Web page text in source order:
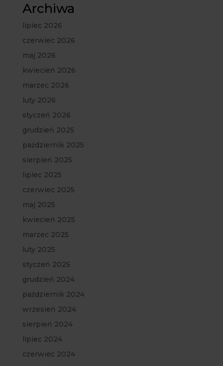
Archiwa
lipiec 2026
czerwiec 2026
maj 2026
kwiecień 2026
marzec 2026
luty 2026
styczeń 2026
grudzień 2025
październik 2025
sierpień 2025
lipiec 2025
czerwiec 2025
maj 2025
kwiecień 2025
marzec 2025
luty 2025
styczeń 2025
grudzień 2024
październik 2024
wrzesień 2024
sierpień 2024
lipiec 2024
czerwiec 2024